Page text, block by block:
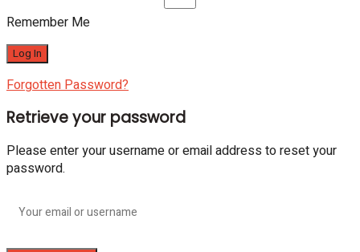
Remember Me
Forgotten Password?
Retrieve your password
Please enter your username or email address to reset your
password.